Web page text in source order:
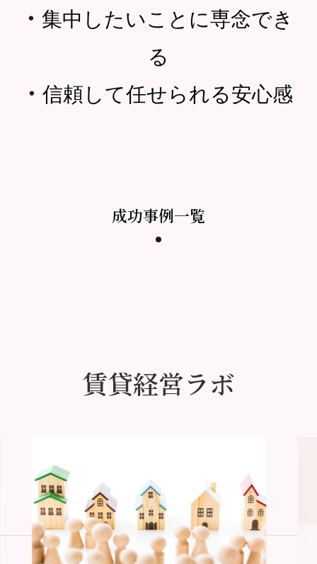
・ 集中したいことに専念でき
る
・ 信頼して任せられる安心感
成功事例一覧
賃貸経営ラボ